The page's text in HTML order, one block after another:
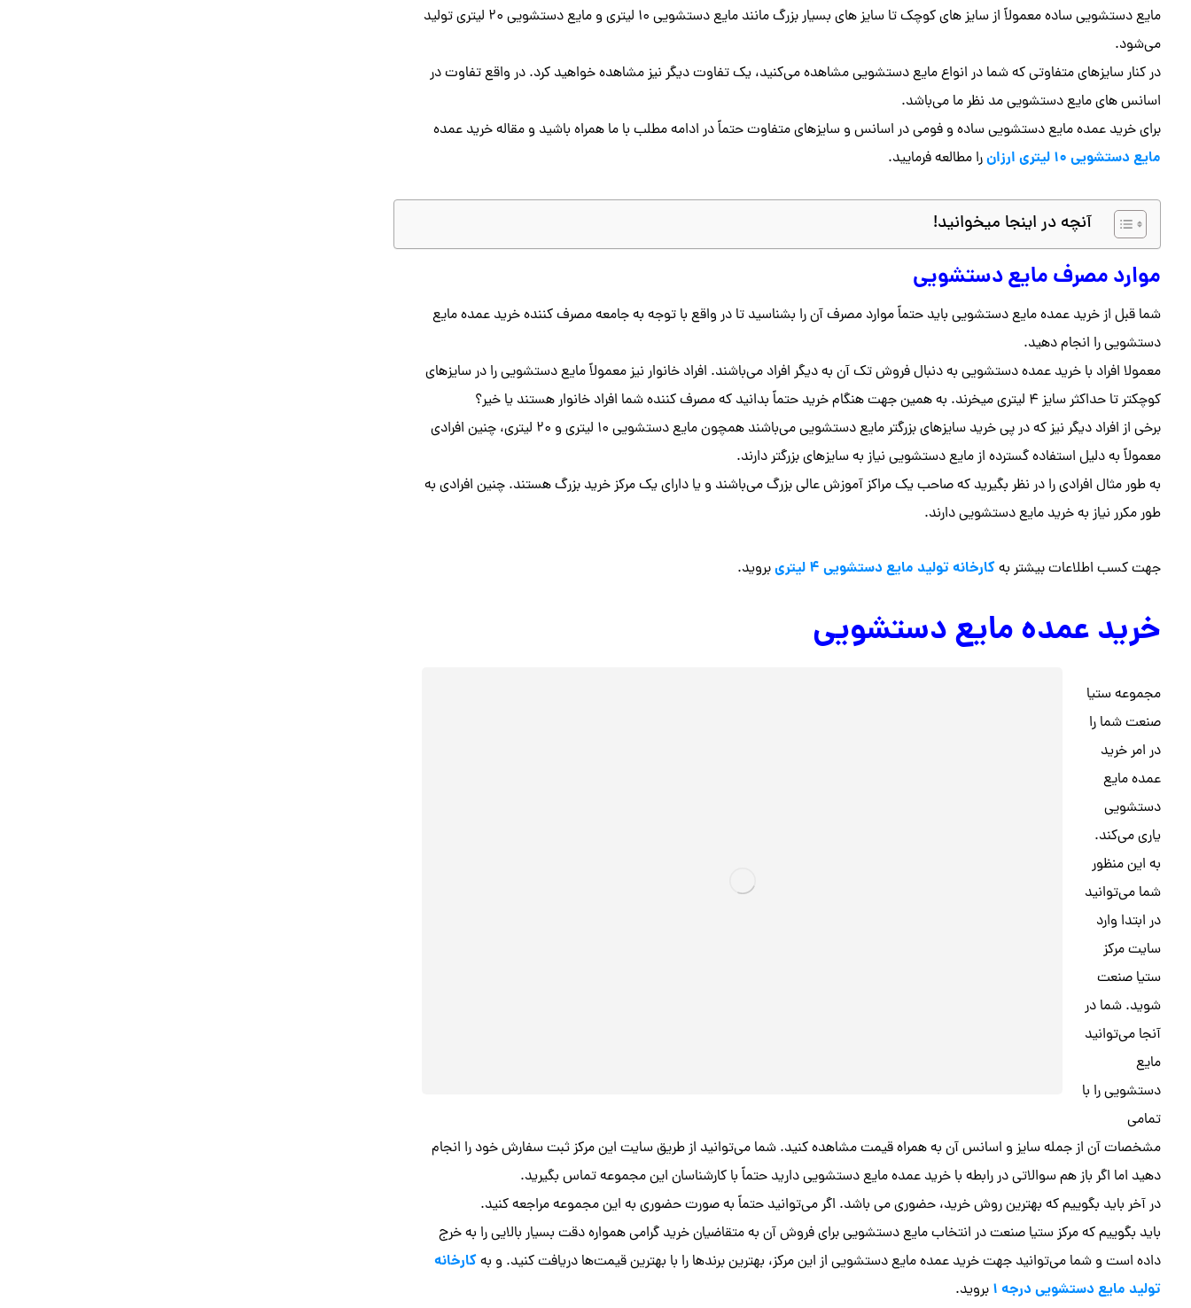
مایع دستشویی ساده معمولاً از سایز های کوچک تا سایز های بسیار بزرگ مانند مایع دستشویی ۱۰ لیتری و مایع دستشویی ۲۰ لیتری تولید
می‌شود.
در کنار سایزهای متفاوتی که شما در انواع مایع دستشویی مشاهده می‌کنید، یک تفاوت دیگر نیز مشاهده خواهید کرد. در واقع تفاوت در
اسانس ‌های مایع دستشویی مد نظر ما می‌باشد.
برای خرید عمده مایع دستشویی ساده و فومی در اسانس و سایزهای متفاوت حتماً در ادامه مطلب با ما همراه باشید و مقاله خرید عمده
مایع دستشویی ۱۰ لیتری ارزان را مطالعه فرمایید.
آنچه در اینجا میخوانید!
موارد مصرف مایع دستشویی
شما قبل از خرید عمده مایع دستشویی باید حتماً موارد مصرف آن را بشناسید تا در واقع با توجه به جامعه مصرف کننده خرید عمده مایع
دستشویی را انجام دهید.
معمولا افراد با خرید عمده دستشویی به دنبال فروش تک آن به دیگر افراد می‌باشند. افراد خانوار نیز معمولاً مایع دستشویی را در سایزهای
کوچکتر تا حداکثر سایز ۴ لیتری میخرند. به همین جهت هنگام خرید حتماً بدانید که مصرف کننده شما افراد خانوار هستند یا خیر؟
برخی از افراد دیگر نیز که در پی خرید سایزهای بزرگتر مایع دستشویی می‌باشند همچون مایع دستشویی ۱۰ لیتری و ۲۰ لیتری، چنین افرادی
معمولاً به دلیل استفاده گسترده از مایع دستشویی نیاز به سایزهای بزرگتر دارند‌‌.
به طور مثال افرادی را در نظر بگیرید که صاحب یک مراکز آموزش عالی بزرگ می‌باشند و یا دارای یک مرکز خرید بزرگ هستند. چنین افرادی به
طور مکرر نیاز به خرید مایع دستشویی دارند.
جهت کسب اطلاعات بیشتر بهکارخانه تولید مایع دستشویی 4 لیتری بروید.
خرید عمده مایع دستشویی
مجموعه ستیا
صنعت شما را
در امر خرید
عمده مایع
دستشویی
یاری می‌کند.
به این منظور
شما می‌توانید
در ابتدا وارد
سایت مرکز
ستیا صنعت
شوید. شما در
آنجا می‌توانید
مایع
دستشویی را با
تمامی
مشخصات آن از جمله سایز و اسانس آن به همراه قیمت مشاهده کنید. شما می‌توانید از طریق سایت این مرکز ثبت سفارش خود را انجام
دهید اما اگر باز هم سوالاتی در رابطه با خرید عمده مایع دستشویی دارید حتماً با کارشناسان این مجموعه تماس بگیرید.
در آخر باید بگوییم که بهترین روش خرید، حضوری می باشد. اگر می‌توانید حتماً به صورت حضوری به این مجموعه مراجعه کنید‌.
باید بگوییم که مرکز ستیا صنعت در انتخاب مایع دستشویی برای فروش آن به متقاضیان خرید گرامی همواره دقت بسیار بالایی را به خرج
داده است و شما می‌توانید جهت خرید عمده مایع دستشویی از این مرکز، بهترین برندها را با بهترین قیمت‌ها دریافت کنید. و بهکارخانه
تولید مایع دستشویی درجه 1 بروید.